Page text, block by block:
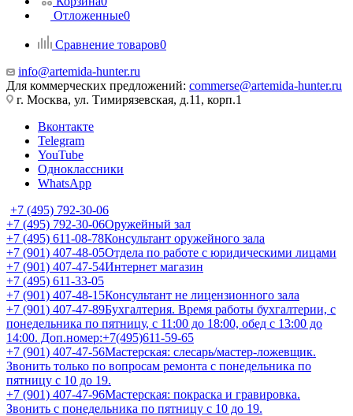
Отложенные0
Сравнение товаров0
info@artemida-hunter.ru
Для коммерческих предложений: commerse@artemida-hunter.ru
г. Москва, ул. Тимирязевская, д.11, корп.1
Вконтакте
Telegram
YouTube
Одноклассники
WhatsApp
+7 (495) 792-30-06
+7 (495) 792-30-06Оружейный зал
+7 (495) 611-08-78Консультант оружейного зала
+7 (901) 407-48-05Отдела по работе с юридическими лицами
+7 (901) 407-47-54Интернет магазин
+7 (495) 611-33-05
+7 (901) 407-48-15Консультант не лицензионного зала
+7 (901) 407-47-89Бухгалтерия. Время работы бухгалтерии, с
понедельника по пятницу, с 11:00 до 18:00, обед с 13:00 до
14:00. Доп.номер:+7(495)611-59-65
+7 (901) 407-47-56Мастерская: слесарь/мастер-ложевщик.
Звонить только по вопросам ремонта с понедельника по
пятницу с 10 до 19.
+7 (901) 407-47-96Мастерская: покраска и гравировка.
Звонить с понедельника по пятницу с 10 до 19.